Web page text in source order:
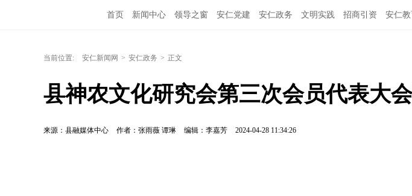
首页 新闻中心 领导之窗 安仁党建 安仁政务 文明实践 招商引资 安仁教
当前位置: 安仁新闻网 > 安仁政务 > 正文
县神农文化研究会第三次会员代表大
来源：县融媒体中心 作者：张雨薇 谭琳 编辑：李嘉芳 2024-04-28 11:34:26